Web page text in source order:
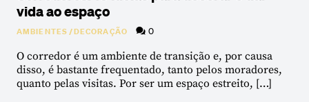
vida ao espaço
AMBIENTES/DECORAÇÃO 0
O corredor é um ambiente de transição e, por causa
disso, é bastante frequentado, tanto pelos moradores,
quanto pelas visitas. Por ser um espaço estreito, […]